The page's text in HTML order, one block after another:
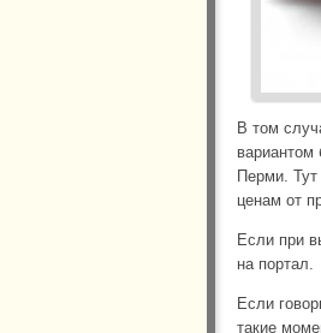
В том
вариантом
Перми.
ценам от
Если при
на портал.
Если
такие